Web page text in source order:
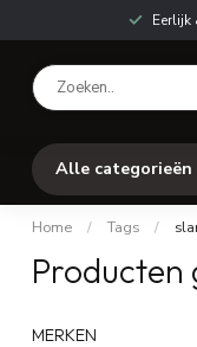
Eerlijk
Alle categorieën
Home / Tags /
Producten
MERKEN